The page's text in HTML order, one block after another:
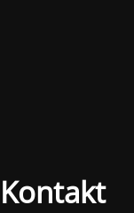
Kontakt